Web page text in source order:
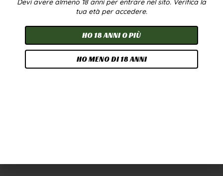
In offerta!
Devi avere almeno 18 anni per entrare nel sito. Verifica la
tua età per accedere.
HO 18 ANNI O PIÙ
HO MENO DI 18 ANNI